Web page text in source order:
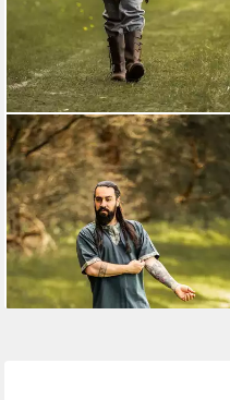
LEONARDO CARBONE
Wikinger-Kostüm Tunika
kurzarm "Njal" mit Bordüre,
hochwertige Baumwolle,
seitliche Schlitze
48,99 €
lieferbar - in 2-3 Werktagen bei dir